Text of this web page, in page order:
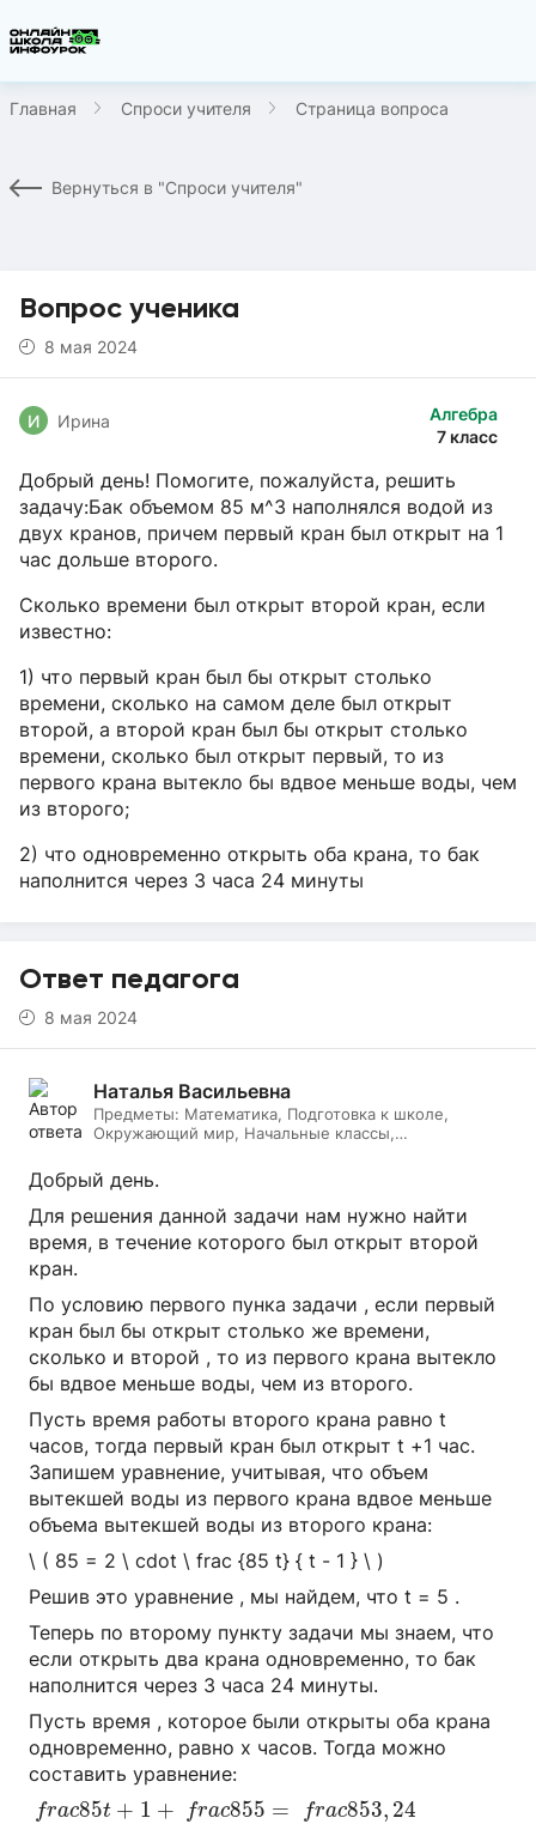
Главная Спроси учителя Страница вопроса
Вернуться в "Спроси учителя"
Вопрос ученика
8 мая 2024
Алгебра
7 класс
И Ирина
Добрый день! Помогите, пожалуйста, решить
задачу:Бак объемом 85 м^3 наполнялся водой из
двух кранов, причем первый кран был открыт на 1
час дольше второго.
Сколько времени был открыт второй кран, если
известно:
1) что первый кран был бы открыт столько
времени, сколько на самом деле был открыт
второй, а второй кран был бы открыт столько
времени, сколько был открыт первый, то из
первого крана вытекло бы вдвое меньше воды, чем
из второго;
2) что одновременно открыть оба крана, то бак
наполнится через 3 часа 24 минуты
Ответ педагога
8 мая 2024
Наталья Васильевна
Предметы: Математика, Подготовка к школе,
Окружающий мир, Начальные классы,
Добрый день.
Для решения данной задачи нам нужно найти
время, в течение которого был открыт второй
кран.
По условию первого пунка задачи , если первый
кран был бы открыт столько же времени,
сколько и второй , то из первого крана вытекло
бы вдвое меньше воды, чем из второго.
Пусть время работы второго крана равно t
часов, тогда первый кран был открыт t +1 час.
Запишем уравнение, учитывая, что объем
вытекшей воды из первого крана вдвое меньше
объема вытекшей воды из второго крана:
\ ( 85 = 2 \ cdot \ frac {85 t} { t - 1 } \ )
Решив это уравнение , мы найдем, что t = 5 .
Теперь по второму пункту задачи мы знаем, что
если открыть два крана одновременно, то бак
наполнится через 3 часа 24 минуты.
Пусть время , которое были открыты оба крана
одновременно, равно х часов. Тогда можно
составить уравнение:
frac85t + 1 + frac855 = frac853, 24
frac85t + + f ac855= c853,24